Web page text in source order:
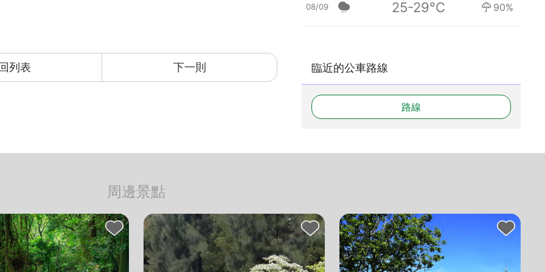
列表 下一則
08/09 25-29°C 90%
臨近的公車路線
路線
周邊景點